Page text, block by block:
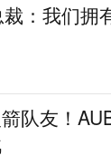
：我们拥
队友！